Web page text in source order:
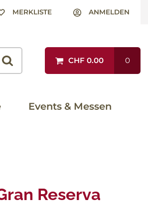
MERKLISTE ANMELDEN
CHF 0.00 0
Events & Messen
Reserva